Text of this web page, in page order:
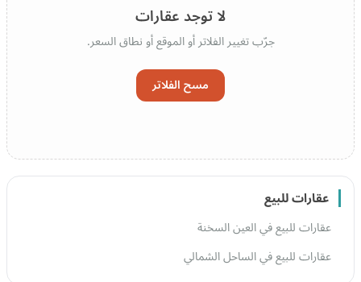
لا توجد عقارات
جرّب تغيير الفلاتر أو الموقع أو نطاق السعر.
مسح الفلاتر
عقارات للبيع
عقارات للبيع في العين السخنة
عقارات للبيع في الساحل الشمالي